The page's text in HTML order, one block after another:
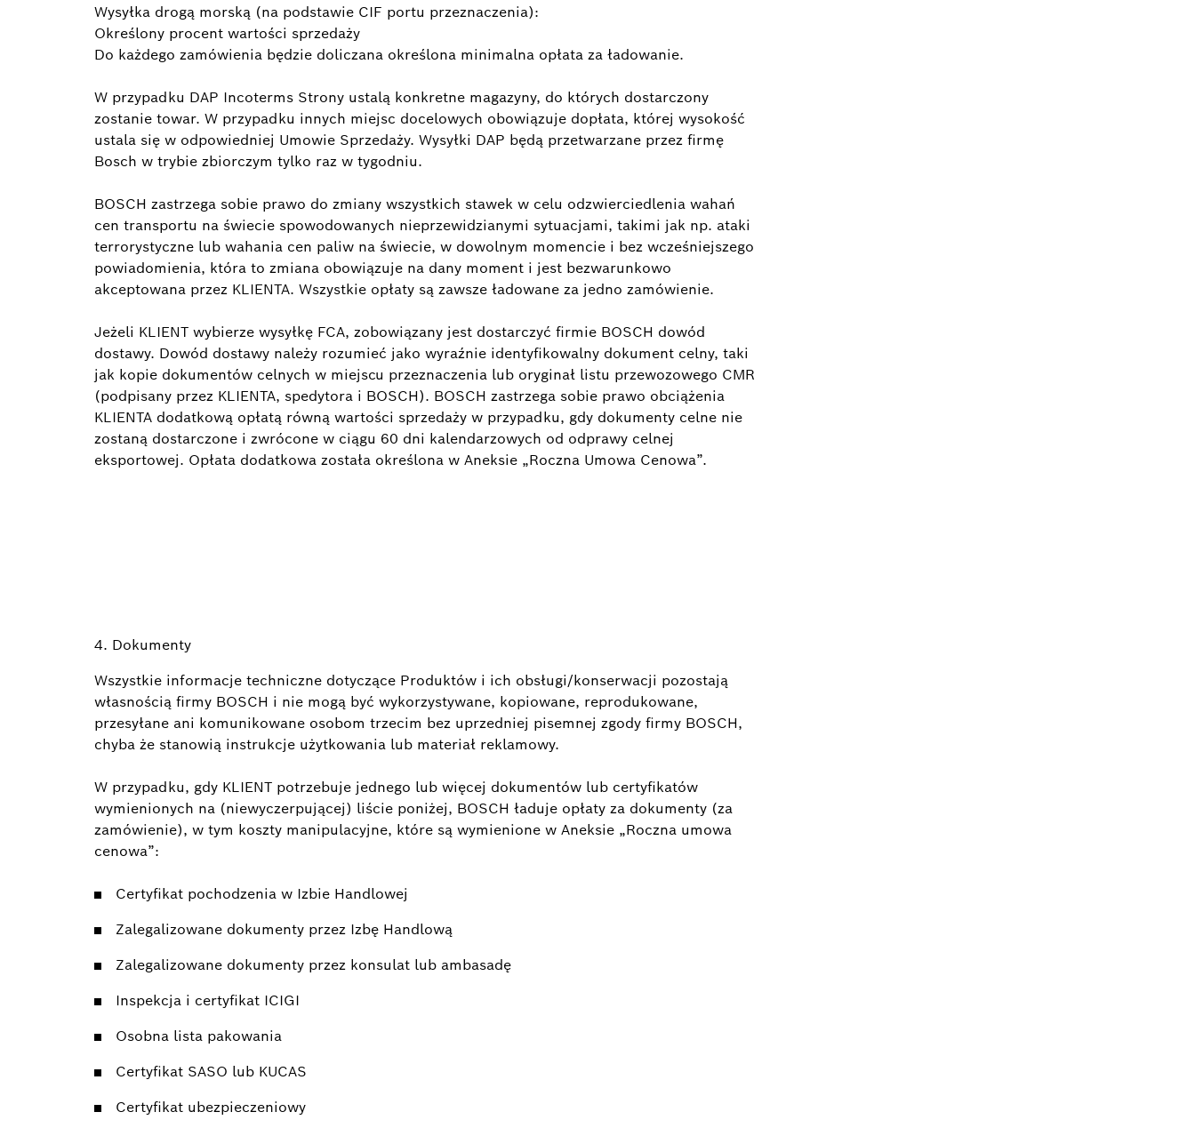
Wysyłka drogą morską (na podstawie CIF portu przeznaczenia):
Określony procent wartości sprzedaży
Do każdego zamówienia będzie doliczana określona minimalna opłata za ładowanie.
W przypadku DAP Incoterms Strony ustalą konkretne magazyny, do których dostarczony
zostanie towar. W przypadku innych miejsc docelowych obowiązuje dopłata, której wysokość
ustala się w odpowiedniej Umowie Sprzedaży. Wysyłki DAP będą przetwarzane przez firmę
Bosch w trybie zbiorczym tylko raz w tygodniu.
BOSCH zastrzega sobie prawo do zmiany wszystkich stawek w celu odzwierciedlenia wahań
cen transportu na świecie spowodowanych nieprzewidzianymi sytuacjami, takimi jak np. ataki
terrorystyczne lub wahania cen paliw na świecie, w dowolnym momencie i bez wcześniejszego
powiadomienia, która to zmiana obowiązuje na dany moment i jest bezwarunkowo
akceptowana przez KLIENTA. Wszystkie opłaty są zawsze ładowane za jedno zamówienie.
Jeżeli KLIENT wybierze wysyłkę FCA, zobowiązany jest dostarczyć firmie BOSCH dowód
dostawy. Dowód dostawy należy rozumieć jako wyraźnie identyfikowalny dokument celny, taki
jak kopie dokumentów celnych w miejscu przeznaczenia lub oryginał listu przewozowego CMR
(podpisany przez KLIENTA, spedytora i BOSCH). BOSCH zastrzega sobie prawo obciążenia
KLIENTA dodatkową opłatą równą wartości sprzedaży w przypadku, gdy dokumenty celne nie
zostaną dostarczone i zwrócone w ciągu 60 dni kalendarzowych od odprawy celnej
eksportowej. Opłata dodatkowa została określona w Aneksie „Roczna Umowa Cenowa”.
4. Dokumenty
Wszystkie informacje techniczne dotyczące Produktów i ich obsługi/konserwacji pozostają
własnością firmy BOSCH i nie mogą być wykorzystywane, kopiowane, reprodukowane,
przesyłane ani komunikowane osobom trzecim bez uprzedniej pisemnej zgody firmy BOSCH,
chyba że stanowią instrukcje użytkowania lub materiał reklamowy.
W przypadku, gdy KLIENT potrzebuje jednego lub więcej dokumentów lub certyfikatów
wymienionych na (niewyczerpującej) liście poniżej, BOSCH ładuje opłaty za dokumenty (za
zamówienie), w tym koszty manipulacyjne, które są wymienione w Aneksie „Roczna umowa
cenowa”:
Certyfikat pochodzenia w Izbie Handlowej
Zalegalizowane dokumenty przez Izbę Handlową
Zalegalizowane dokumenty przez konsulat lub ambasadę
Inspekcja i certyfikat ICIGI
Osobna lista pakowania
Certyfikat SASO lub KUCAS
Certyfikat ubezpieczeniowy